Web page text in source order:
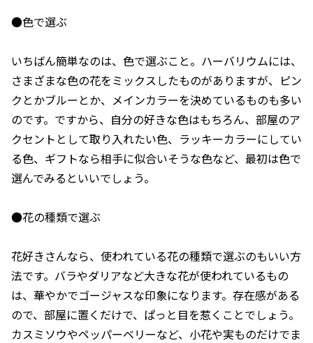
●色で選ぶ
いちばん簡単なのは、色で選ぶこと。ハーバリウムには、
さまざまな色の花をミックスしたものがありますが、ピン
クとかブルーとか、メインカラーを決めているものも多い
のです。ですから、自分の好きな色はもちろん、部屋のア
クセントとして取り入れたい色、ラッキーカラーにしてい
る色、ギフトなら相手に似合いそうな色など、最初は色で
選んでみるといいでしょう。
●花の種類で選ぶ
花好きさんなら、使われている花の種類で選ぶのもいい方
法です。バラやダリアなど大きな花が使われているもの
は、華やかでゴージャスな印象になります。存在感がある
ので、部屋に置くだけで、ぱっと目を惹くことでしょう。
カスミソウやペッパーベリーなど、小花や実ものだけでま